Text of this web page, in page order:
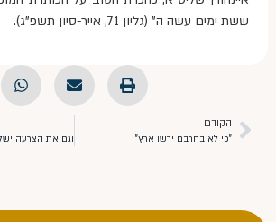
ששת ימים עשה ה" (גליון 71, אייר-סיון תשפ"ג).
הקודם
"כי לא בחרבם ירשו ארץ"